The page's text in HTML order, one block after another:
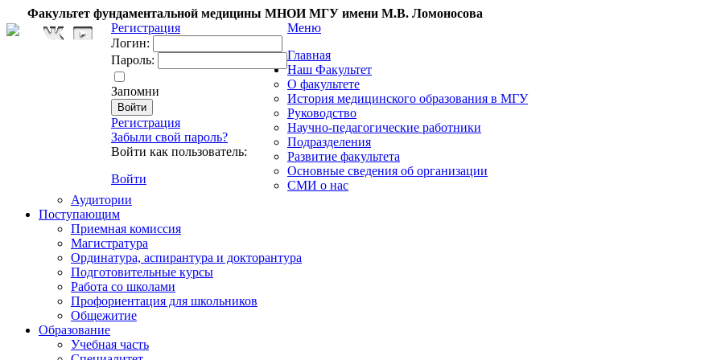
Факультет фундаментальной медицины МНОИ МГУ имени М.В. Ломоносова
Регистрация
Логин:
Пароль:
Запомни
Регистрация
Забыли свой пароль?
Войти как пользователь:
Войти
Меню
Главная
Наш Факультет
О факультете
История медицинского образования в МГУ
Руководство
Научно-педагогические работники
Подразделения
Развитие факультета
Основные сведения об организации
СМИ о нас
Аудитории
Поступающим
Приемная комиссия
Магистратура
Ординатура, аспирантура и докторантура
Подготовительные курсы
Работа со школами
Профориентация для школьников
Общежитие
Образование
Учебная часть